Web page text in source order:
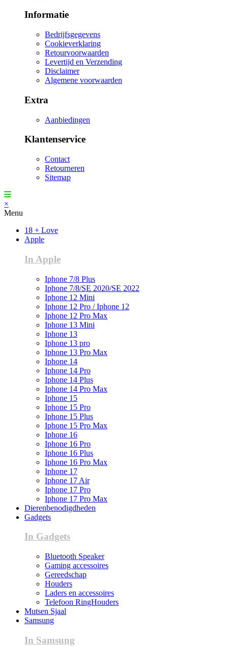
Informatie
Bedrijfsgegevens
Cookieverklaring
Retourvoorwaarden
Levertijd en Verzending
Disclaimer
Algemene voorwaarden
Extra
Aanbiedingen
Klantenservice
Contact
Retourneren
Sitemap
×
Menu
18 + Love
Apple
In Apple
Iphone 7/8 Plus
Iphone 7/8/SE 2020/SE 2022
Iphone 12 Mini
Iphone 12 Pro / Iphone 12
Iphone 12 Pro Max
Iphone 13 Mini
Iphone 13
Iphone 13 pro
Iphone 13 Pro Max
Iphone 14
Iphone 14 Pro
Iphone 14 Plus
Iphone 14 Pro Max
Iphone 15
Iphone 15 Pro
Iphone 15 Plus
Iphone 15 Pro Max
Iphone 16
Iphone 16 Pro
Iphone 16 Plus
Iphone 16 Pro Max
Iphone 17
Iphone 17 Air
Iphone 17 Pro
Iphone 17 Pro Max
Dierenbenodigdheden
Gadgets
In Gadgets
Bluetooth Speaker
Gaming accessoires
Gereedschap
Houders
Laders en accessoires
Telefoon RingHouders
Mutsen Sjaal
Samsung
In Samsung